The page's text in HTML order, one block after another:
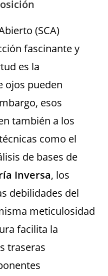
(SCA)
fascinante y
es la
ojos pueden
esos
también a los
como el
de bases de
Inversa, los
debilidades del
meticulosidad
facilita la
traseras